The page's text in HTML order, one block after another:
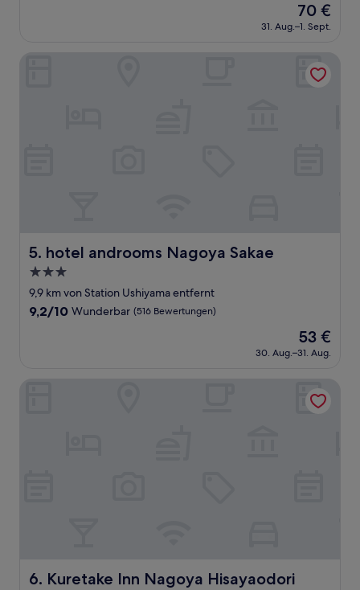
(171
Der
Preis
beträgt
70 €
31. Aug.–1. Sept.
5. hotel androoms Nagoya Sakae
hotel androoms Nagoya Sakae
3.0-
Sterne-
Unterkunft
9,9 km von Station Ushiyama entfernt
9.2
Bewertungen)
9,2/10 Wunderbar (516 Bewertungen)
Der
Preis
beträgt
53 €
30. Aug.–31. Aug.
6. Kuretake Inn Nagoya Hisayaodori
Kuretake Inn Nagoya Hisayaodori